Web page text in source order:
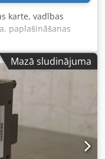
karte, vadības
paplašināšanas
analogais
signālu ieeja,
S5 analogo
464-8MF11 -
Db Hvex Abror -
mm -Svars: 0,2
Mazā sludinājuma